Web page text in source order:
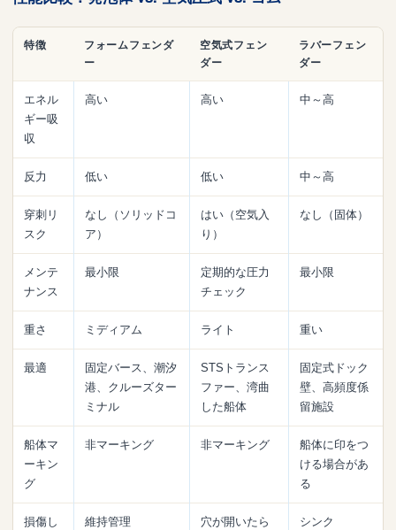
特徴
フォームフェンダ
ー
空気式フェン
ダー
ラバーフェン
ダー
エネル
ギー吸
収
高い 高い 中～高
反力 低い 低い 中～高
穿刺リ
スク
なし（ソリッドコ
ア）
はい（空気入
り）
なし（固体）
メンテ
ナンス
最小限
定期的な圧力
チェック
最小限
重さ ミディアム ライト 重い
最適
固定バース、潮汐
港、クルーズター
ミナル
STSトランス
ファー、湾曲
した船体
固定式ドック
壁、高頻度係
留施設
船体マ
ーキン
グ
非マーキング 非マーキング
船体に印をつ
ける場合があ
る
損傷し
維持管理
穴が開いたら
シンク